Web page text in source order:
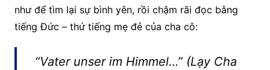
như để tìm lại sự bình yên, rồi chậm rãi đọc bằng
tiếng Đức – thứ tiếng mẹ đẻ của cha cô:
“Vater unser im Himmel…”(Lạy Cha